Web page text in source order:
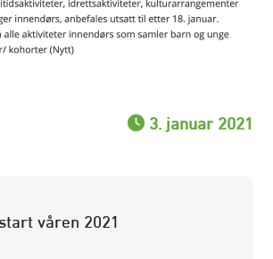
3. januar 2021
våren 2021